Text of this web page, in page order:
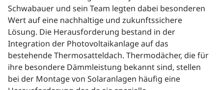
Schwabauer und sein Team legten dabei besonderen
Wert auf eine nachhaltige und zukunftssichere
Lösung. Die Herausforderung bestand in der
Integration der Photovoltaikanlage auf das
bestehende Thermosatteldach. Thermodächer, die für
ihre besondere Dämmleistung bekannt sind, stellen
bei der Montage von Solaranlagen häufig eine